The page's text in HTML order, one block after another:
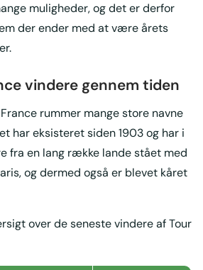
muligheder, og det er derfor
der ender med at være årets
vindere gennem tiden
rummer mange store navne
har eksisteret siden 1903 og har i
fra en lang række lande stået med
og dermed også er blevet kåret
over de seneste vindere af Tour